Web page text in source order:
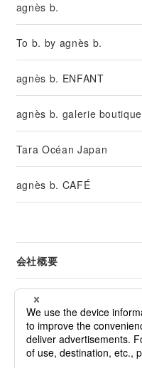
agnès b.
To b. by agnès b.
agnès b. ENFANT
agnès b. galerie boutique
Tara Océan Japan
agnès b. CAFÉ
会社概要
リーガル
カスタマーサービス